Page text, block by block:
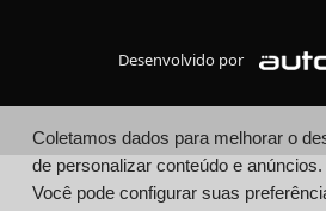
Desenvolvido por
Coletamos dados para melhorar o
de personalizar conteúdo e anúncios.
Você pode configurar suas